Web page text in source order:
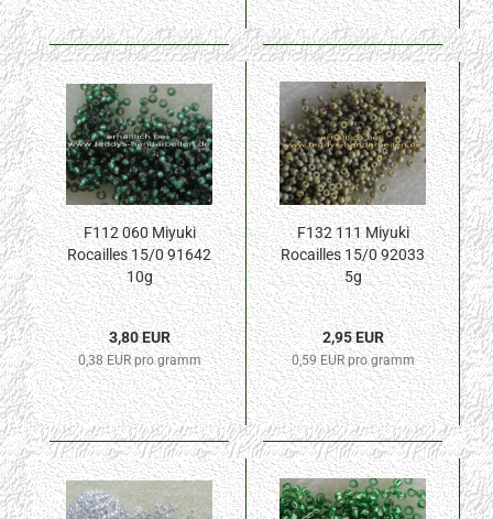
F112 060 Miyuki
Rocailles 15/0 91642
10g
3,80 EUR
0,38 EUR pro gramm
F132 111 Miyuki
Rocailles 15/0 92033
5g
2,95 EUR
0,59 EUR pro gramm